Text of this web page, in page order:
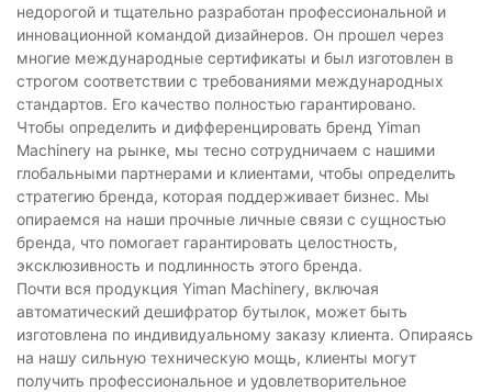
недорогой и тщательно разработан профессиональной и
инновационной командой дизайнеров. Он прошел через
многие международные сертификаты и был изготовлен в
строгом соответствии с требованиями международных
стандартов. Его качество полностью гарантировано.
Чтобы определить и дифференцировать бренд Yiman
Machinery на рынке, мы тесно сотрудничаем с нашими
глобальными партнерами и клиентами, чтобы определить
стратегию бренда, которая поддерживает бизнес. Мы
опираемся на наши прочные личные связи с сущностью
бренда, что помогает гарантировать целостность,
эксклюзивность и подлинность этого бренда.
Почти вся продукция Yiman Machinery, включая
автоматический дешифратор бутылок, может быть
изготовлена ​​по индивидуальному заказу клиента. Опираясь
на нашу сильную техническую мощь, клиенты могут
получить профессиональное и удовлетворительное